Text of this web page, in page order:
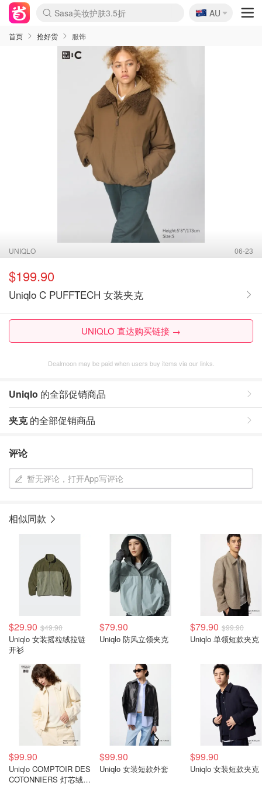
lululemon折扣上新
Sasa美妆护肤3.5折
SSENSE年中2.5折
FreshBeauty好价汇总
Cettire降价+叠9折
WWS Coles超市实拍
viagogo二手票捡漏
Myer超级周末
The Outnet奢牌1折起
David Jones 3折起
Flannels大牌1折
Perfumes Club护肤1折
AMIRO面罩$251
Amazon折扣汇总
eToro入金$200送$50
Amazon数码好物
ICONIC本周7.5折
ThedoubleF高奢地板价
Moose Knuckles 6折
丝芙兰5折起
EUFY摄像头$98
Selenichast首饰2折
Trip机票酒店促销
YSL送5件彩妆礼
Amazon家居好物
Amazon美妆护肤
雅漾大喷$8
过敏原检测盒$33
伊索独家赠50ml沐浴露
科颜氏高保湿面霜$29
SEALIFE海洋馆门票6折
丝塔芙大白罐$16
订阅Newsletter送香薰
Cult Beauty 6.8折
Harrods圣诞日历$525
LN-CC奢牌私促3折
d'Alba空姐喷雾$16
EVE LOM套装£56
Bernardelli独家4折
Adore Beauty 6折起
CT圣诞日历
Mytheresa奢品2.7折
Luxury Escapes 9折
Currentbody美容仪$881
MOON Garden Live
Roborock扫地机$649
Tingo Life水杯$24
Valentino官网5折
CR洗护套装$23
修丽可4件套$159
Myer彩妆2件7折
GANNI官网4.5折
Stylevana韩妆4折
Tessabit高奢8.5折
OGX洗发水$11
Amazon阿德莱德次日达
卡诗8.5折+赠礼
Philips Hue灯具8折
🇦🇺
AU
首页 抢好货 服饰
UNIQLO 06-23
$199.90
Uniqlo C PUFFTECH 女装夹克
UNIQLO 直达购买链接 →
Dealmoon may be paid when users buy items via our links.
Uniqlo 的全部促销商品
夹克的全部促销商品
评论
暂无评论，打开App写评论
相似同款
$29.90 $49.90
Uniqlo 女装摇粒绒拉链
开衫
$79.90
Uniqlo 防风立领夹克
$79.90 $99.90
Uniqlo 单领短款夹克
$99.90
Uniqlo COMPTOIR DES
COTONNIERS 灯芯绒短
$99.90
Uniqlo 女装短款外套
$99.90
Uniqlo 女装短款夹克